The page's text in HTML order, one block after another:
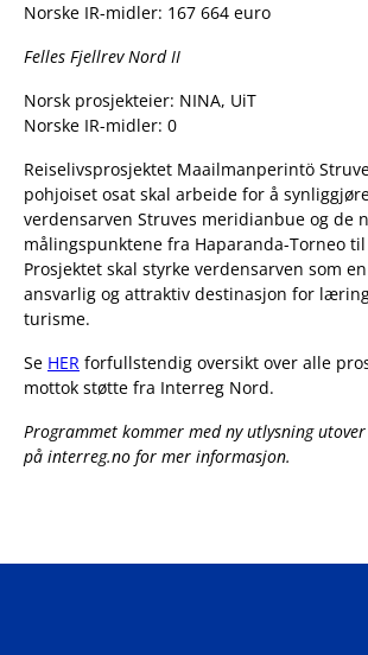
Norske IR-midler: 167 664 euro
Felles Fjellrev Nord II
Norsk prosjekteier: NINA, UiT
Norske IR-midler: 0
Reiselivsprosjektet Maailmanperintö
pohjoiset osat skal arbeide for å
verdensarven Struves meridianbue og de
målingspunktene fra Haparanda-Torneo
Prosjektet skal styrke verdensarven som
ansvarlig og attraktiv destinasjon for
turisme.
Se HER forfullstendig oversikt over alle
mottok støtte fra Interreg Nord.
Programmet kommer med ny utlysning
på interreg.no for mer informasjon.